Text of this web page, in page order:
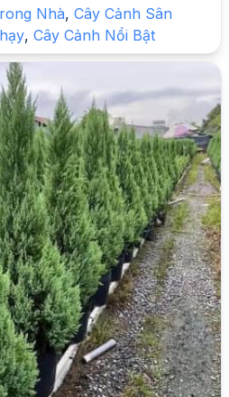
Nhà, Cây Cảnh Sân
, Cây Cảnh Nổi Bật